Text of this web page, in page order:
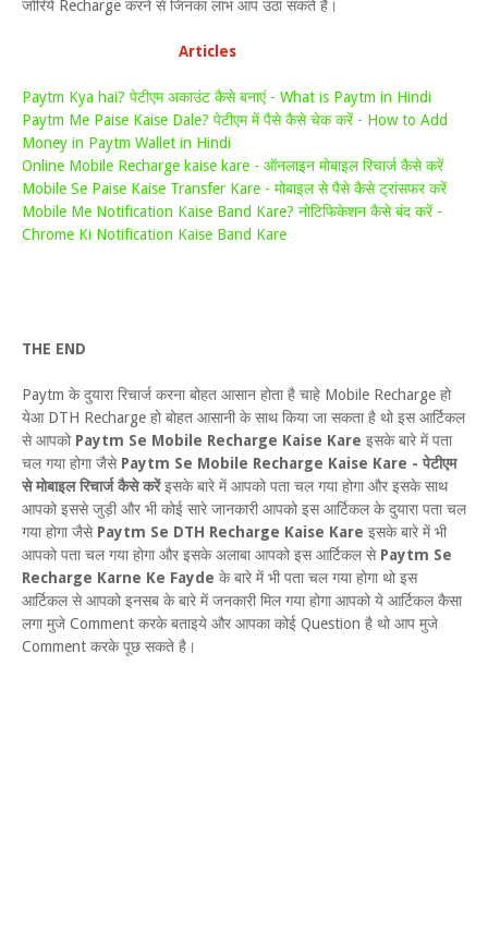
जोरिये Recharge करने से जिनका लाभ आप उठा सकते है।
Articles
Paytm Kya hai? पेटीएम अकाउंट कैसे बनाएं - What is Paytm in Hindi
Paytm Me Paise Kaise Dale? पेटीएम में पैसे कैसे चेक करें - How to Add
Money in Paytm Wallet in Hindi
Online Mobile Recharge kaise kare - ऑनलाइन मोबाइल रिचार्ज कैसे करें
Mobile Se Paise Kaise Transfer Kare - मोबाइल से पैसे कैसे ट्रांसफर करें
Mobile Me Notification Kaise Band Kare? नोटिफिकेशन कैसे बंद करें -
Chrome Ki Notification Kaise Band Kare
THE END
Paytm के दुयारा रिचार्ज करना बोहत आसान होता है चाहे Mobile Recharge हो
येआ DTH Recharge हो बोहत आसानी के साथ किया जा सकता है थो इस आर्टिकल
से आपको Paytm Se Mobile Recharge Kaise Kare इसके बारे में पता
चल गया होगा जैसे Paytm Se Mobile Recharge Kaise Kare - पेटीएम
से मोबाइल रिचार्ज कैसे करेंइसके बारे में आपको पता चल गया होगा और इसके साथ
आपको इससे जुड़ी और भी कोई सारे जानकारी आपको इस आर्टिकल के दुयारा पता चल
गया होगा जैसे Paytm Se DTH Recharge Kaise Kare इसके बारे में भी
आपको पता चल गया होगा और इसके अलाबा आपको इस आर्टिकल से Paytm Se
Recharge Karne Ke Fayde के बारे में भी पता चल गया होगा थो इस
आर्टिकल से आपको इनसब के बारे में जनकारी मिल गया होगा आपको ये आर्टिकल कैसा
लगा मुजे Comment करके बताइये और आपका कोई Question है थो आप मुजे
Comment करके पूछ सकते है।